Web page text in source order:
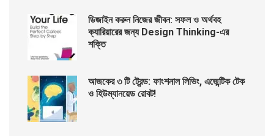
ডিজাইন করুন নিজের জীবন: সফল ও অর্থবহ
ক্যারিয়ারের জন্য Design Thinking-এর
শক্তি
আজকের ৩ টি ট্রেন্ড: ফাংশনাল লিভিং, এজেন্টিক টেক
ও হিউম্যানয়েড রোবট!